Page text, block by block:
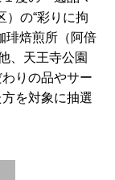
）の“彩りに拘
琲焙煎所（阿倍
、天王寺公園
りの品やサー
を対象に抽選